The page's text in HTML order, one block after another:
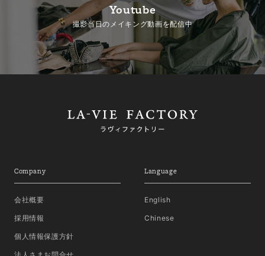
Youtube
撮影当日のメイキング動画を配信中
Company
会社概要
採用情報
個人情報保護方針
Language
English
Chinese